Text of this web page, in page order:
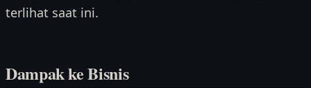
terlihat saat ini.
Dampak ke Bisnis